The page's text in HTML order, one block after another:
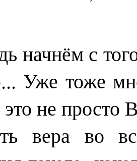
с того,
Уже тоже
не просто
вера во